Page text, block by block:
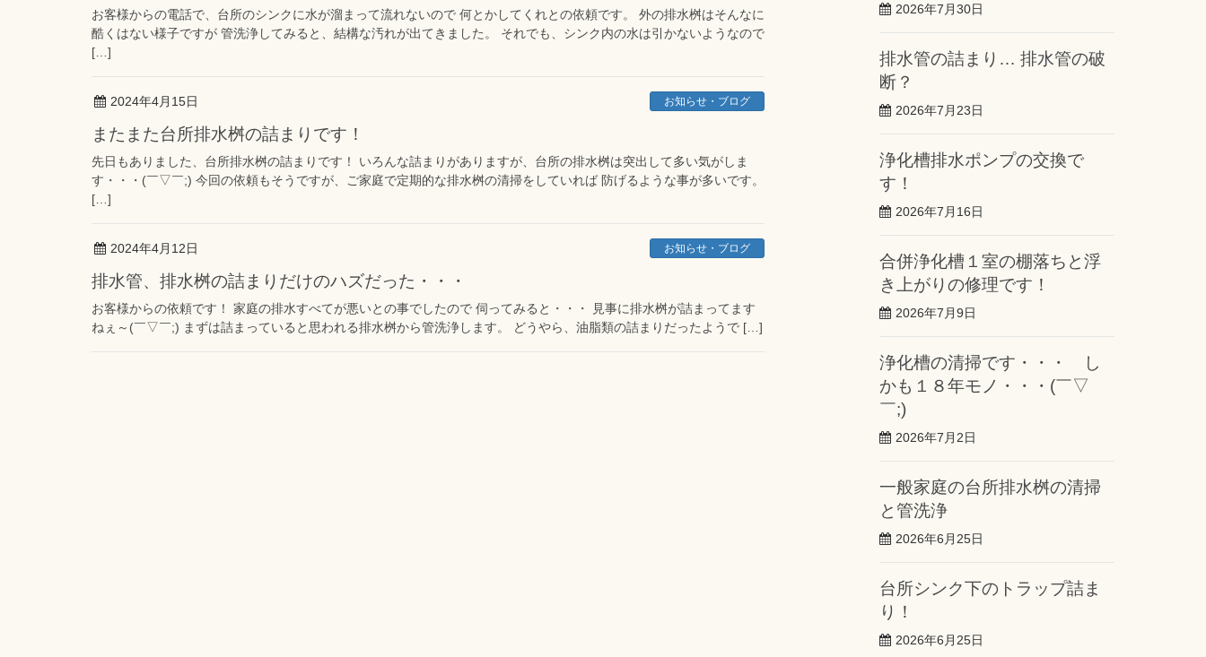
お客様からの電話で、台所のシンクに水が溜まって流れないので 何とかしてくれとの依頼です。 外の排水桝はそんなに
酷くはない様子ですが 管洗浄してみると、結構な汚れが出てきました。 それでも、シンク内の水は引かないようなので
[…]
2024年4月15日 お知らせ・ブログ
またまた台所排水桝の詰まりです！
先日もありました、台所排水桝の詰まりです！ いろんな詰まりがありますが、台所の排水桝は突出して多い気がしま
す・・・(￣▽￣;) 今回の依頼もそうですが、ご家庭で定期的な排水桝の清掃をしていれば 防げるような事が多いです。
[…]
2024年4月12日 お知らせ・ブログ
排水管、排水桝の詰まりだけのハズだった・・・
お客様からの依頼です！ 家庭の排水すべてが悪いとの事でしたので 伺ってみると・・・ 見事に排水桝が詰まってます
ねぇ～(￣▽￣;) まずは詰まっていると思われる排水桝から管洗浄します。 どうやら、油脂類の詰まりだったようで […]
2026年7月30日
排水管の詰まり… 排水管の破
断？
2026年7月23日
浄化槽排水ポンプの交換で
す！
2026年7月16日
合併浄化槽１室の棚落ちと浮
き上がりの修理です！
2026年7月9日
浄化槽の清掃です・・・ し
かも１８年モノ・・・(￣▽
￣;)
2026年7月2日
一般家庭の台所排水桝の清掃
と管洗浄
2026年6月25日
台所シンク下のトラップ詰ま
り！
2026年6月25日